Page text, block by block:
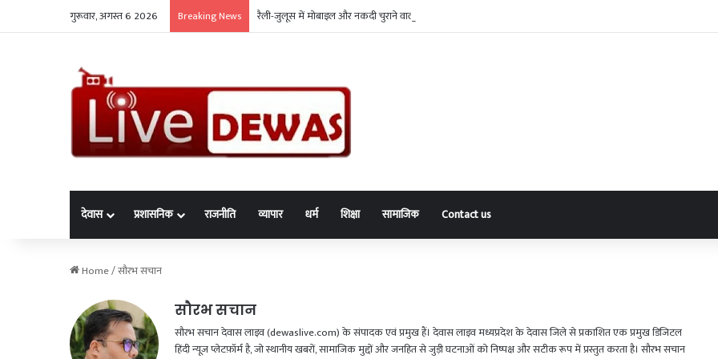
गुरूवार, अगस्त 6 2026 Breaking News रैली-जुलूस में मोबाइल और नकदी चुराने वाला अंतरराज्यीय गिरोह पकड़ाया, पांच आरोपी व एक नाबालिग गिरफ्तार
देवास प्रशासनिक राजनीति व्यापार धर्म शिक्षा सामाजिक Contact us
Home/सौरभ सचान
सौरभ सचान
सौरभ सचान देवास लाइव (dewaslive.com) के संपादक एवं प्रमुख हैं। देवास लाइव मध्यप्रदेश के देवास जिले से प्रकाशित एक प्रमुख डिजिटल
हिंदी न्यूज़ प्लेटफ़ॉर्म है, जो स्थानीय खबरों, सामाजिक मुद्दों और जनहित से जुड़ी घटनाओं को निष्पक्ष और सटीक रूप में प्रस्तुत करता है। सौरभ सचान